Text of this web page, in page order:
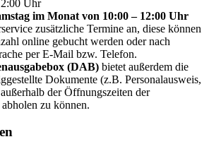
Uhr
im Monat von 10:00 – 12:00 Uhr
zusätzliche Termine an, diese können
online gebucht werden oder nach
per E-Mail bzw. Telefon.
(DAB) bietet außerdem die
Dokumente (z.B. Personalausweis,
der Öffnungszeiten der
zu können.